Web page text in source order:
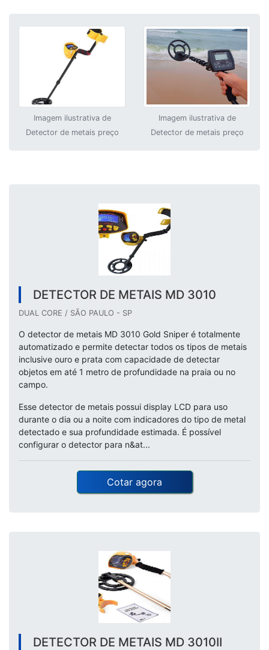
Imagem ilustrativa de
Detector de metais preço
Imagem ilustrativa de
Detector de metais preço
DETECTOR DE METAIS MD 3010
DUAL CORE / SÃO PAULO - SP
O detector de metais MD 3010 Gold Sniper é totalmente
automatizado e permite detectar todos os tipos de metais
inclusive ouro e prata com capacidade de detectar
objetos em até 1 metro de profundidade na praia ou no
campo.
Esse detector de metais possui display LCD para uso
durante o dia ou a noite com indicadores do tipo de metal
detectado e sua profundidade estimada. É possível
configurar o detector para n&at...
Cotar agora
DETECTOR DE METAIS MD 3010II